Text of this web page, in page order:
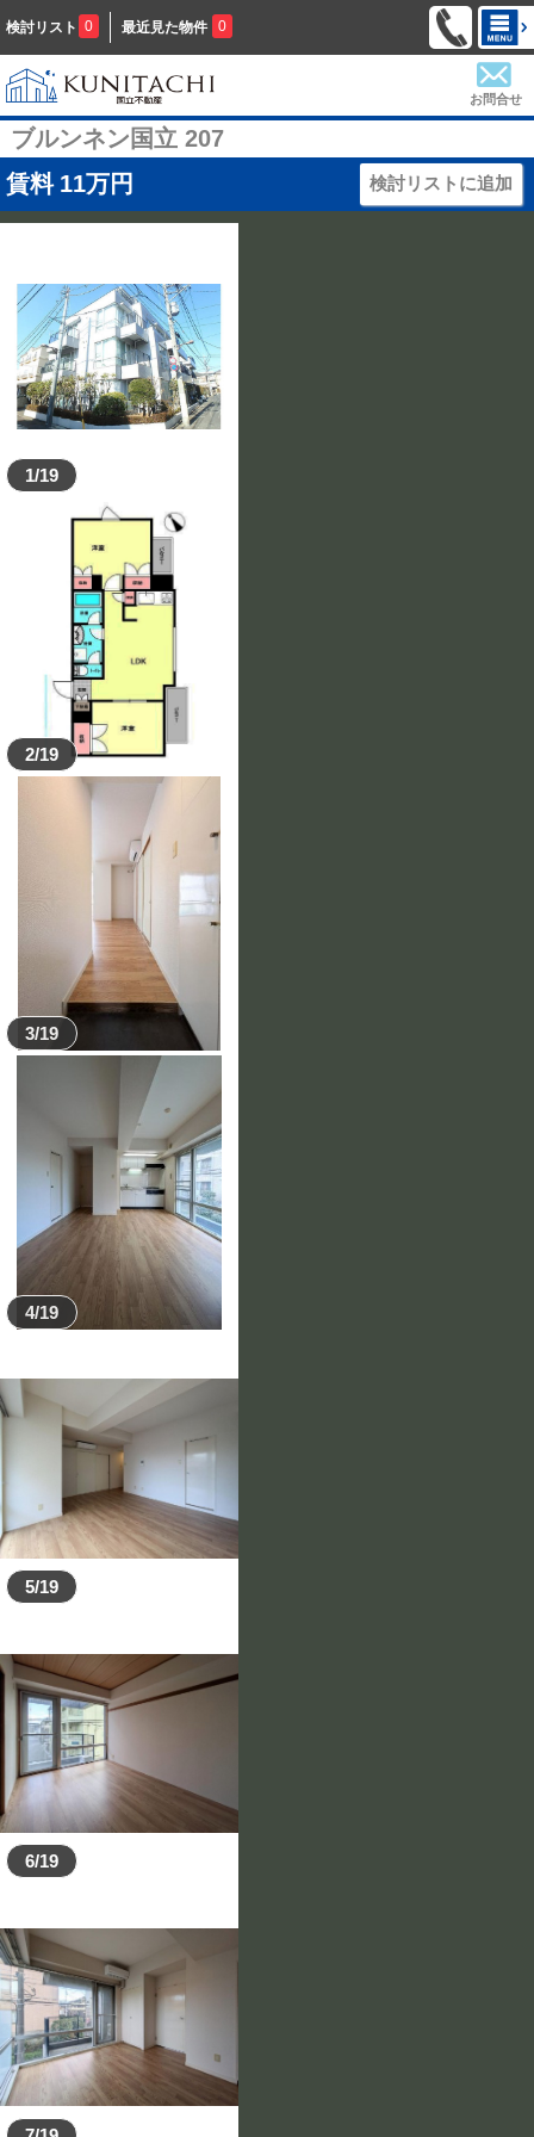
検討リスト 0 最近見た物件 0
お問合せ
ブルンネン国立 207
賃料 11万円 検討リストに追加
1/19
2/19
3/19
4/19
5/19
6/19